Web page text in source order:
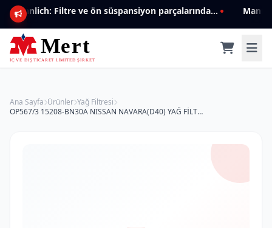
Mannlich: Filtre ve ön süspansiyon parçalarında genişleyen ürün yelpazesiyle kalite ve güven.
Ana Sayfa Ürünler Yağ Filtresi
OP567/3 15208-BN30A NISSAN NAVARA(D40) YAĞ FİLTRESİ